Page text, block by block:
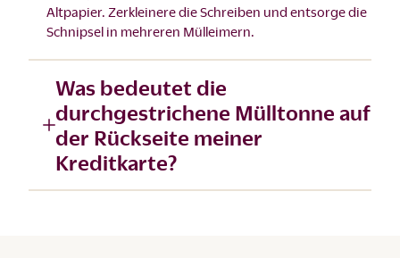
Altpapier. Zerkleinere die Schreiben und entsorge die
Schnipsel in mehreren Mülleimern.
Was bedeutet die
durchgestrichene Mülltonne auf
der Rückseite meiner
Kreditkarte?